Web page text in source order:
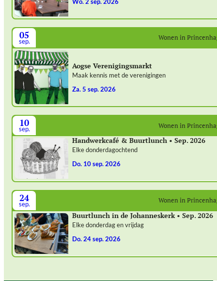
05
sep. Wonen in
Aogse Verenigingsmarkt
Maak kennis met de verenigingen
za. 5 sep. 2026
10
sep. Wonen in
Handwerkcafé & Buurtlunch • Sep. 2026
Elke donderdagochtend
do. 10 sep. 2026
24
sep. Wonen in
Buurtlunch in de Johanneskerk • Sep. 2026
Elke donderdag en vrijdag
do. 24 sep. 2026